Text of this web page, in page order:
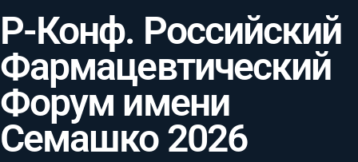
Р-Конф. Российский
Фармацевтический
Форум имени
Семашко 2026